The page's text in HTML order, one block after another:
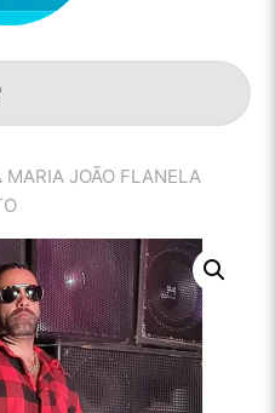
MARIA JOÃO FLANELA